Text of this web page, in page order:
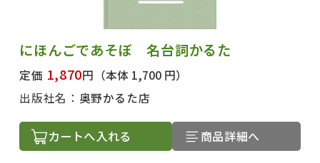
にほんごであそぼ 名台詞かるた
定価 1,870円 （本体 1,700 円）
出版社名： 奥野かるた店
カートへ入れる 商品詳細へ